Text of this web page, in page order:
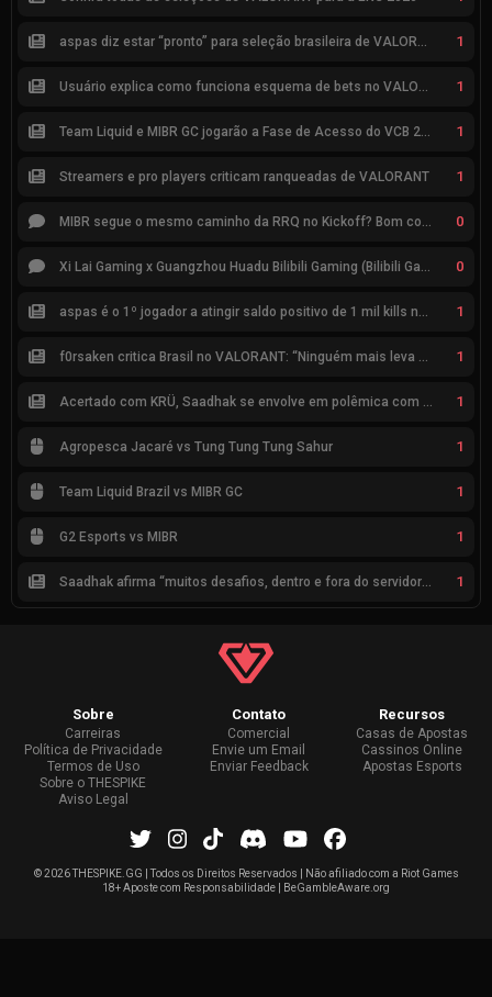
aspas diz estar “pronto” para seleção brasileira de VALORANT 1
Usuário explica como funciona esquema de bets no VALORANT 1
Team Liquid e MIBR GC jogarão a Fase de Acesso do VCB 2026 1
Streamers e pro players criticam ranqueadas de VALORANT 1
MIBR segue o mesmo caminho da RRQ no Kickoff? Bom começo, mas risco de eliminação hoje 0
Xi Lai Gaming x Guangzhou Huadu Bilibili Gaming (Bilibili Gaming) 0
aspas é o 1º jogador a atingir saldo positivo de 1 mil kills no VCT 1
f0rsaken critica Brasil no VALORANT: “Ninguém mais leva a sério” 1
Acertado com KRÜ, Saadhak se envolve em polêmica com keznit 1
Agropesca Jacaré vs Tung Tung Tung Sahur 1
Team Liquid Brazil vs MIBR GC 1
G2 Esports vs MIBR 1
Saadhak afirma “muitos desafios, dentro e fora do servidor” sobre a jornada até a classificação 1
Sobre
Carreiras
Política de Privacidade
Termos de Uso
Sobre o THESPIKE
Aviso Legal
Contato
Comercial
Envie um Email
Enviar Feedback
Recursos
Casas de Apostas
Cassinos Online
Apostas Esports
©2026 THESPIKE.GG | Todos os Direitos Reservados | Não afiliado com a Riot Games
18+ Aposte com Responsabilidade | BeGambleAware.org